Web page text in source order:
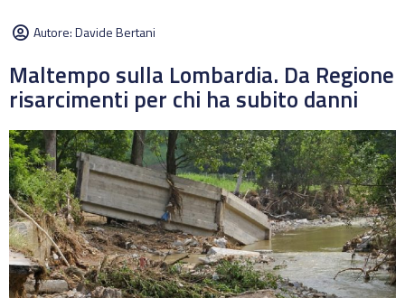
Autore:Davide Bertani
Maltempo sulla Lombardia. Da Regione
risarcimenti per chi ha subito danni